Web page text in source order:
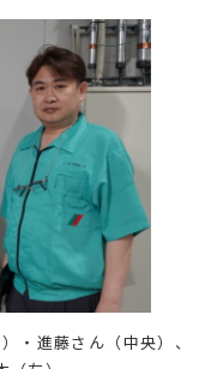
・進藤さん（中央）、